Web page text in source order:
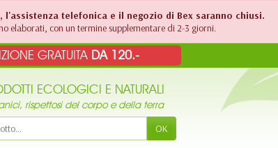
l'assistenza telefonica e il negozio di Bex saranno chiusi.
elaborati, con un termine supplementare di 2-3 giorni.
GRATUITA DA 120.-
ECOLOGICI E NATURALI
rispettosi del corpo e della terra
OK